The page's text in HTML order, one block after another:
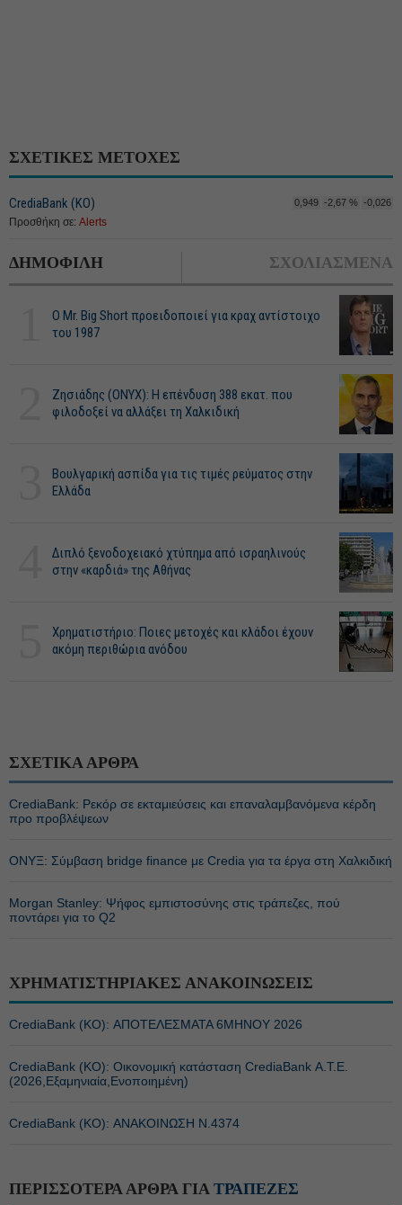
ΣΧΕΤΙΚΕΣ ΜΕΤΟΧΕΣ
CrediaBank (ΚΟ) 0,949 -2,67 % -0,026
Προσθήκη σε: Alerts
ΔΗΜΟΦΙΛΗ ΣΧΟΛΙΑΣΜΕΝΑ
O Mr. Big Short προειδοποιεί για κραχ αντίστοιχο
του 1987
Ζησιάδης (ONYX): Η επένδυση 388 εκατ. που
φιλοδοξεί να αλλάξει τη Χαλκιδική
Βουλγαρική ασπίδα για τις τιμές ρεύματος στην
Ελλάδα
Διπλό ξενοδοχειακό χτύπημα από ισραηλινούς
στην «καρδιά» της Αθήνας
Χρηματιστήριο: Ποιες μετοχές και κλάδοι έχουν
ακόμη περιθώρια ανόδου
ΣΧΕΤΙΚΑ ΑΡΘΡΑ
CrediaBank: Ρεκόρ σε εκταμιεύσεις και επαναλαμβανόμενα κέρδη
προ προβλέψεων
ΟΝΥΞ: Σύμβαση bridge finance με Credia για τα έργα στη Χαλκιδική
Morgan Stanley: Ψήφος εμπιστοσύνης στις τράπεζες, πού
ποντάρει για το Q2
ΧΡΗΜΑΤΙΣΤΗΡΙΑΚΕΣ ΑΝΑΚΟΙΝΩΣΕΙΣ
CrediaBank (ΚΟ): ΑΠΟΤΕΛΕΣΜΑΤΑ 6ΜΗΝΟΥ 2026
CrediaBank (ΚΟ): Οικονομική κατάσταση CrediaBank Α.Τ.Ε.
(2026,Εξαμηνιαία,Ενοποιημένη)
CrediaBank (ΚΟ): ΑΝΑΚΟΙΝΩΣΗ Ν.4374
ΠΕΡΙΣΣΟΤΕΡΑ ΑΡΘΡΑ ΓΙΑ ΤΡΑΠΕΖΕΣ